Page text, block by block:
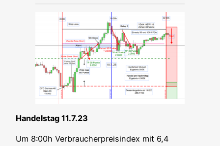
Han­dels­tag 11.7.23
Um 8:00h Ver­brau­cher­preis­in­dex mit 6,4